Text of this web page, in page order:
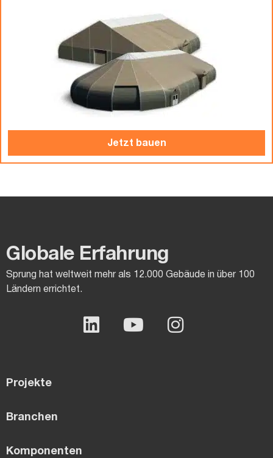
Jetzt bauen
Globale Erfahrung
Sprung hat weltweit mehr als 12.000 Gebäude in über 100
Ländern errichtet.
Projekte
Branchen
Komponenten